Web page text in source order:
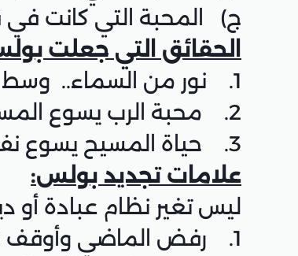
ج) المحبة التي كانت في
الحقائق التي جعلت
1. نور من السماء.. وسط النهار – نور حقيقي
2. محبة الرب يسوع المسيح.. صعبٌ عليك – أنا أحبك
3. حياة المسيح يسوع نفسه.. وسماعه عنه
علامات تجديد بولس:
ليس تغير نظام عبادة أو
1. رفض الماضي وأوقف كل نشاطه.